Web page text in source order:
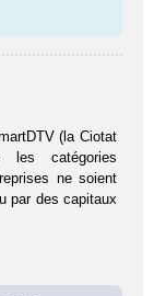
(la Ciotat
les catégories
ne soient
par des capitaux